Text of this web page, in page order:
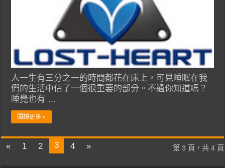
人一生有三分之一的時間都花在床上，可見睡眠在我
們的生活中佔了一個很重要的部分。不過你知道嗎？
睡覺也有 …
閱讀更多 »
第 3 頁，共 4 頁
« 1 2 3 4 »